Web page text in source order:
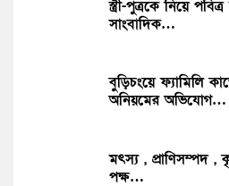
স্ত্রী-পুত্রকে নিয়ে
সাংবাদিক…
বুড়িচংয়ে ফ্যামিলি
অনিয়মের অভিযোগ…
মৎস্য , প্রাণিসম্পদ ,
পক্ষ…